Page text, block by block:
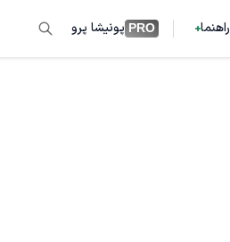
راهنما PRO پونیشا پرو